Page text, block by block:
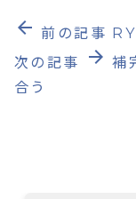
arrow_back 前の記事
次の記事
arrow_forward 補
合う